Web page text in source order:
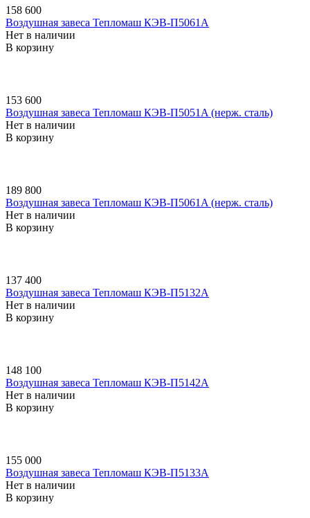
158 600
Воздушная завеса Тепломаш КЭВ-П5061A
Нет в наличии
В корзину
153 600
Воздушная завеса Тепломаш КЭВ-П5051A (нерж. сталь)
Нет в наличии
В корзину
189 800
Воздушная завеса Тепломаш КЭВ-П5061A (нерж. сталь)
Нет в наличии
В корзину
137 400
Воздушная завеса Тепломаш КЭВ-П5132A
Нет в наличии
В корзину
148 100
Воздушная завеса Тепломаш КЭВ-П5142A
Нет в наличии
В корзину
155 000
Воздушная завеса Тепломаш КЭВ-П5133A
Нет в наличии
В корзину